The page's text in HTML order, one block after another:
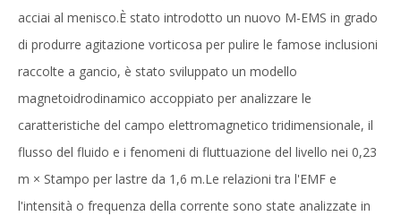
acciai al menisco.È stato introdotto un nuovo M-EMS in grado
di produrre agitazione vorticosa per pulire le famose inclusioni
raccolte a gancio, è stato sviluppato un modello
magnetoidrodinamico accoppiato per analizzare le
caratteristiche del campo elettromagnetico tridimensionale, il
flusso del fluido e i fenomeni di fluttuazione del livello nei 0,23
m × Stampo per lastre da 1,6 m.Le relazioni tra l'EMF e
l'intensità o frequenza della corrente sono state analizzate in